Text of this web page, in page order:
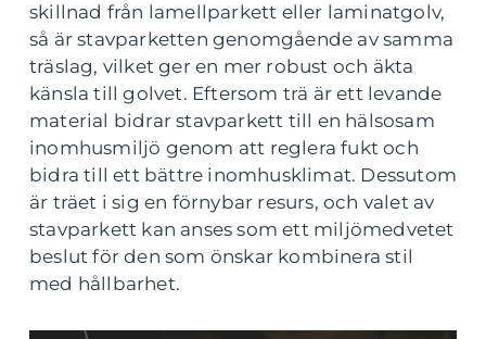
skillnad från lamellparkett eller laminatgolv,
så är stavparketten genomgående av samma
träslag, vilket ger en mer robust och äkta
känsla till golvet. Eftersom trä är ett levande
material bidrar stavparkett till en hälsosam
inomhusmiljö genom att reglera fukt och
bidra till ett bättre inomhusklimat. Dessutom
är träet i sig en förnybar resurs, och valet av
stavparkett kan anses som ett miljömedvetet
beslut för den som önskar kombinera stil
med hållbarhet.